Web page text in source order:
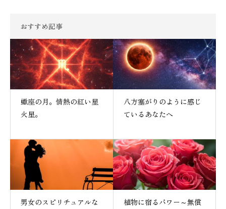
おすすめ記事
蠍座の月。情熱の紅い星
火星。
八方塞がりのように感じ
ているあなたへ
男女のスピリチュアルな
植物に宿るパワー～無償